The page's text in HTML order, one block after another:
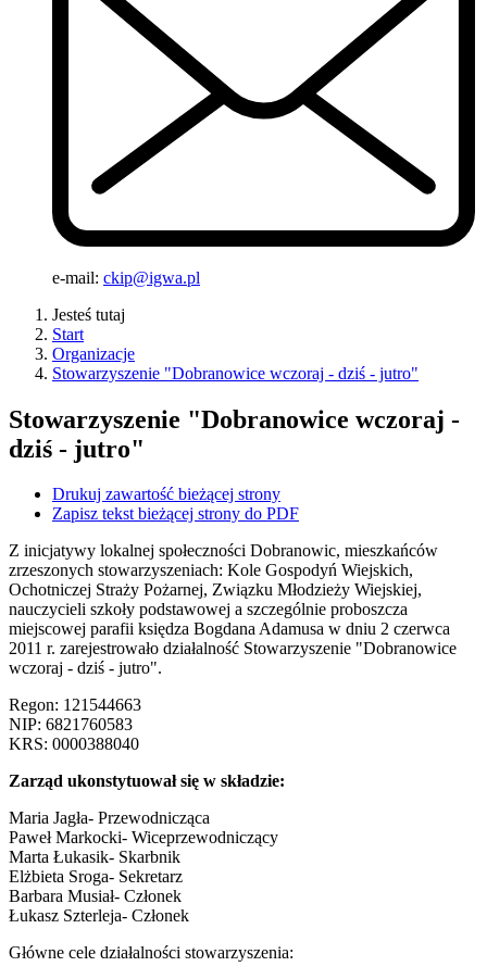
e-mail: ckip@igwa.pl
Jesteś tutaj
Start
Organizacje
Stowarzyszenie "Dobranowice wczoraj - dziś - jutro"
Stowarzyszenie "Dobranowice wczoraj -
dziś - jutro"
Drukuj zawartość bieżącej strony
Zapisz tekst bieżącej strony do PDF
Z inicjatywy lokalnej społeczności Dobranowic, mieszkańców
zrzeszonych stowarzyszeniach: Kole Gospodyń Wiejskich,
Ochotniczej Straży Pożarnej, Związku Młodzieży Wiejskiej,
nauczycieli szkoły podstawowej a szczególnie proboszcza
miejscowej parafii księdza Bogdana Adamusa w dniu 2 czerwca
2011 r. zarejestrowało działalność Stowarzyszenie "Dobranowice
wczoraj - dziś - jutro".
Regon: 121544663
NIP: 6821760583
KRS: 0000388040
Zarząd ukonstytuował się w składzie:
Maria Jagła- Przewodnicząca
Paweł Markocki- Wiceprzewodniczący
Marta Łukasik- Skarbnik
Elżbieta Sroga- Sekretarz
Barbara Musiał- Członek
Łukasz Szterleja- Członek
Główne cele działalności stowarzyszenia: